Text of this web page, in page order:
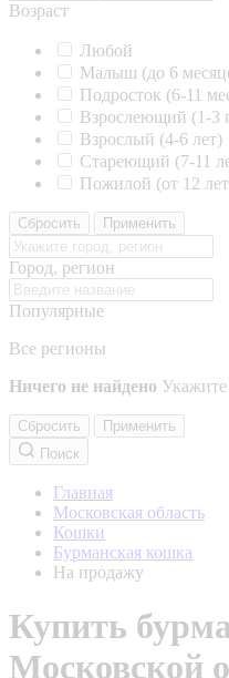
Возраст
Любой
Малыш (до 6
Подросток (6-11
Взрослеющий (1-3
Взрослый (4-6 лет)
Стареющий (7-11
Пожилой (от 12
Сбросить Применить
Город, регион
Популярные
Все регионы
Ничего не найдено
Сбросить
Применить
Поиск
Главная
Московская область
Кошки
Бурманская кошка
На продажу
Купить
Московской